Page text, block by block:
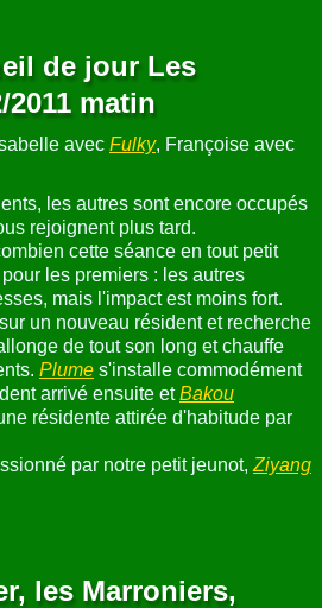
de jour Les
matin
avec Fulky, Françoise avec
les autres sont encore occupés
rejoignent plus tard.
cette séance en tout petit
les premiers : les autres
mais l'impact est moins fort.
un nouveau résident et recherche
de tout son long et chauffe
Plume s'installe commodément
arrivé ensuite etBakou
résidente attirée d'habitude par
par notre petit jeunot, Ziyang
les Marroniers,